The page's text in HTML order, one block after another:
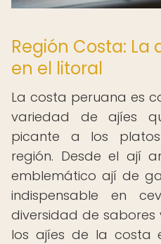
Región Costa: La
en el litoral
La costa peruana es
variedad de ajíes
picante a los
región. Desde el ají
emblemático ají de
indispensable en
diversidad de
los ajíes de la costa